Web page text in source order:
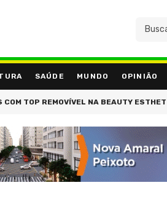
SAÚDE MUNDO OPINIÃO
REMOVÍVEL NA BEAUTY ESTHETIC